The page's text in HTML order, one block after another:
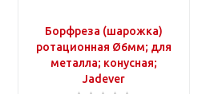
Борфреза (шарожка)
ротационная Ø6мм; для
металла; конусная;
Jadever